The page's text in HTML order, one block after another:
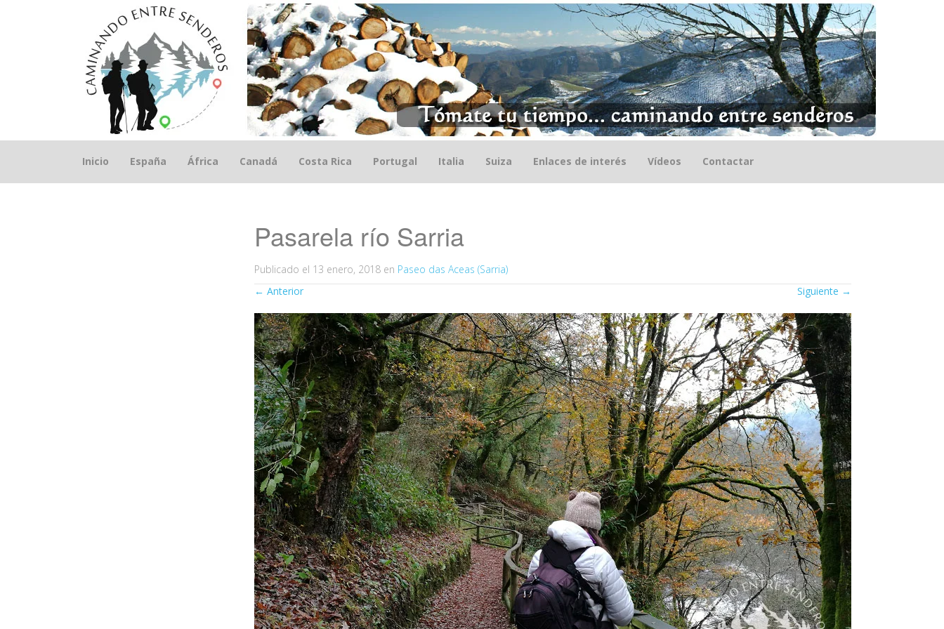
Saltar
Inicio España África Canadá Costa Rica Portugal Italia Suiza Enlaces de interés Vídeos Contactar
Pasarela río Sarria
Publicado el 13 enero, 2018 en Paseo das Aceas (Sarria)
← Anterior Siguiente →